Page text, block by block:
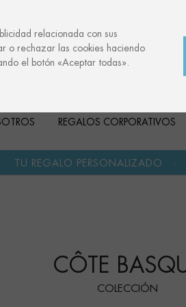
REGALOS CORPORATIVOS
· ANIVERSARIOS
CÔTE
COLECCIÓN
relacionada con sus
o rechazar las cookies haciendo
el botón «Aceptar todas».